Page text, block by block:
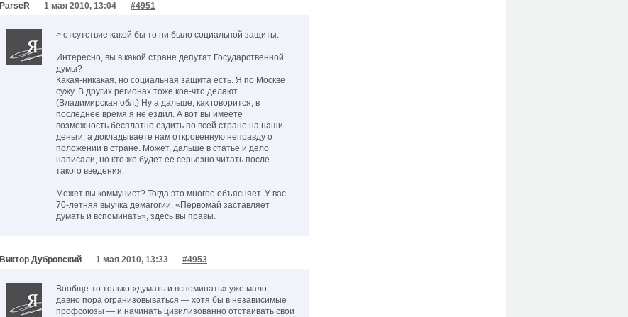
ParseR 1 мая 2010, 13:04 #4951
> отсутствие какой бы то ни было социальной защиты.
Интересно, вы в какой стране депутат Государственной
думы?
Какая-никакая, но социальная защита есть. Я по Москве
сужу. В других регионах тоже кое-что делают
(Владимирская обл.) Ну а дальше, как говорится, в
последнее время я не ездил. А вот вы имеете
возможность бесплатно ездить по всей стране на наши
деньги, а докладываете нам откровенную неправду о
положении в стране. Может, дальше в статье и дело
написали, но кто же будет ее серьезно читать после
такого введения.
Может вы коммунист? Тогда это многое объясняет. У вас
70-летняя выучка демагогии. «Первомай заставляет
думать и вспоминать», здесь вы правы.
Виктор Дубровский 1 мая 2010, 13:33 #4953
Вообще-то только «думать и вспоминать» уже мало,
давно пора огранизовываться — хотя бы в независимые
профсоюзы — и начинать цивилизованно отстаивать свои